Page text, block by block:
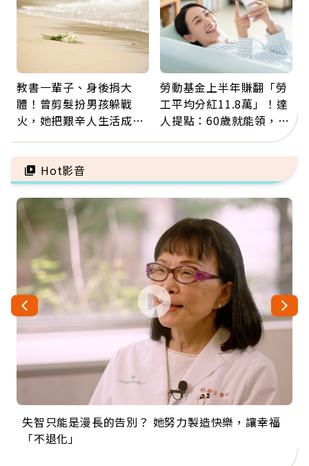
教書一輩子、身後捐大
體！曾剪髮扮男孩躲戰
火，她把艱辛人生活成風
福
勞動基金上半年賺翻「勞
工平均分紅11.8萬」！達
人提點：60歲就能領，重
新就業還有隱藏版退休金
Hot影音
失智只能是漫長的告別？ 她努力製造快樂，讓幸福
「不退化」
來自剛果的巧克力神父 為台灣奉獻36年 「台灣是我
的家，我連作夢都講台語！」
63歲卸矽谷副總、搬回台灣找快樂！「蛋黃哥小
丑」走進安養院，逗樂上萬爺奶：退休後才開始真
104歲打破金氏世界紀錄 成為全球最年長羽球選
手，分享長壽的秘密原來是「這個」
事業巔峰他選擇追夢…黑手阿伯拉小提琴還登上小
巨蛋！連CNN都大讚！